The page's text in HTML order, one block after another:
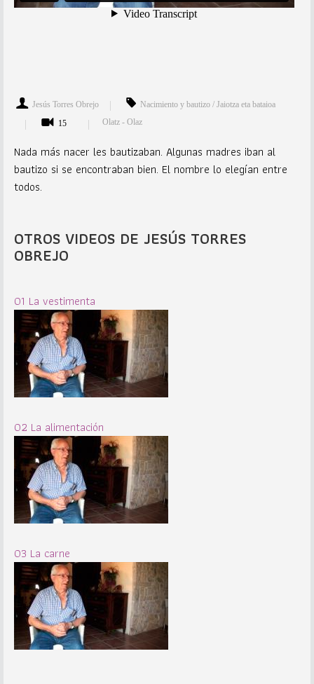
Jesús Torres Obrejo
Nacimiento y bautizo / Jaiotza eta bataioa
15
Olatz - Olaz
Nada más nacer les bautizaban. Algunas madres iban al
bautizo si se encontraban bien. El nombre lo elegían entre
todos.
OTROS VIDEOS DE JESÚS TORRES
OBREJO
01 La vestimenta
02 La alimentación
03 La carne